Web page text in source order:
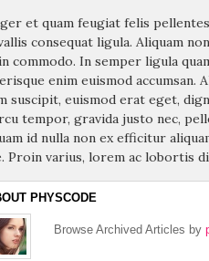
et quam feugiat felis
consequat ligula. Aliquam
commodo. In semper ligula
enim euismod accumsan.
suscipit, euismod erat eget,
tempor, gravida justo nec,
id nulla non ex efficitur
Proin varius, lorem ac lobortis
PHYSCODE
Browse Archived Articles by